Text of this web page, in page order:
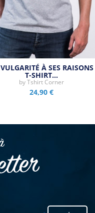
À SES RAISONS
T-SHIRT…
byTshirt Corner
24,90 €